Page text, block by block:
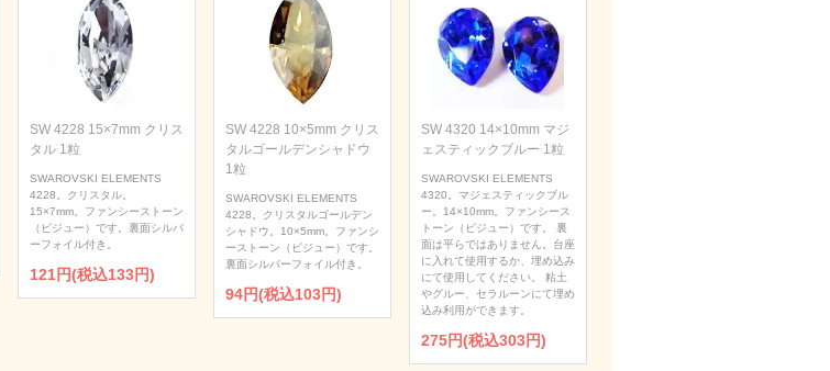
SW 4228 15×7mm クリス
タル 1粒
SWAROVSKI ELEMENTS
4228。クリスタル。
15×7mm。ファンシーストーン
（ビジュー）です。裏面シルバ
ーフォイル付き。
121円(税込133円)
SW 4228 10×5mm クリス
タルゴールデンシャドウ
1粒
SWAROVSKI ELEMENTS
4228。クリスタルゴールデン
シャドウ。10×5mm。ファンシ
ーストーン（ビジュー）です。
裏面シルバーフォイル付き。
94円(税込103円)
SW 4320 14×10mm マジ
ェスティックブルー 1粒
SWAROVSKI ELEMENTS
4320。マジェスティックブル
ー。14×10mm。ファンシース
トーン（ビジュー）です。 裏
面は平らではありません。台座
に入れて使用するか、埋め込み
にて使用してください。 粘土
やグルー、セラルーンにて埋め
込み利用ができます。
275円(税込303円)